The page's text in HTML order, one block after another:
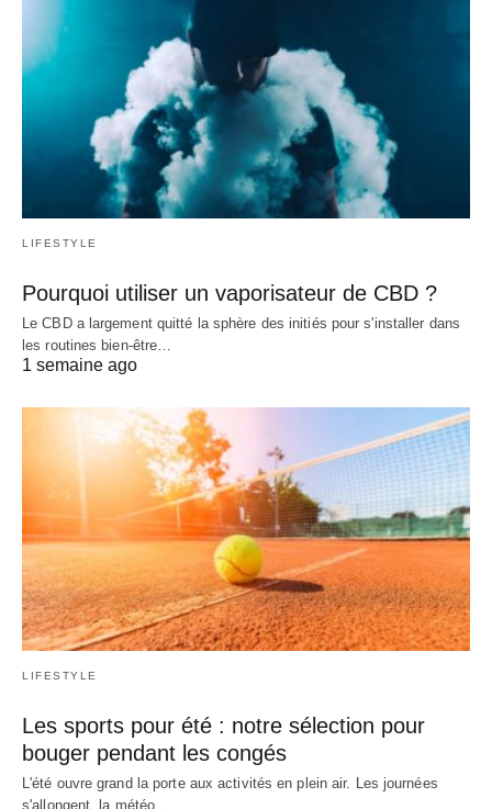
LIFESTYLE
Pourquoi utiliser un vaporisateur de CBD ?
Le CBD a largement quitté la sphère des initiés pour s'installer dans
les routines bien-être…
1 semaine ago
LIFESTYLE
Les sports pour été : notre sélection pour
bouger pendant les congés
L'été ouvre grand la porte aux activités en plein air. Les journées
s'allongent, la météo…